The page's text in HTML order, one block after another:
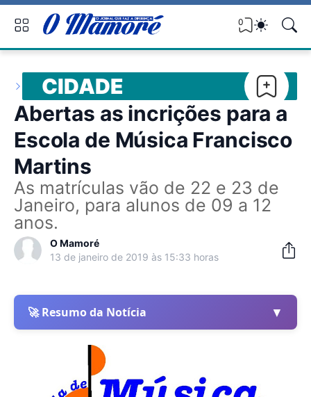
0
CIDADE
Abertas as incrições para a
Escola de Música Francisco
Martins
As matrículas vão de 22 e 23 de
Janeiro, para alunos de 09 a 12
anos.
O Mamoré
13 de janeiro de 2019 às 15:33 horas
🚀 Resumo da Notícia ▼